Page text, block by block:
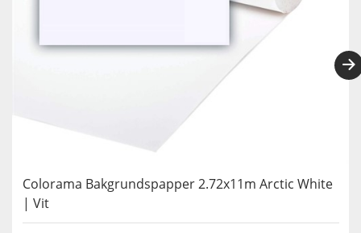
Colorama Bakgrundspapper 2.72x11m Arctic White
| Vit